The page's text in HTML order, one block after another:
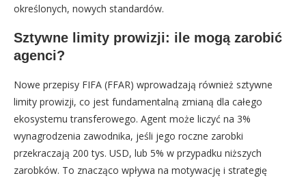
określonych, nowych standardów.
Sztywne limity prowizji: ile mogą zarobić
agenci?
Nowe przepisy FIFA (FFAR) wprowadzają również sztywne
limity prowizji, co jest fundamentalną zmianą dla całego
ekosystemu transferowego. Agent może liczyć na 3%
wynagrodzenia zawodnika, jeśli jego roczne zarobki
przekraczają 200 tys. USD, lub 5% w przypadku niższych
zarobków. To znacząco wpływa na motywację i strategię